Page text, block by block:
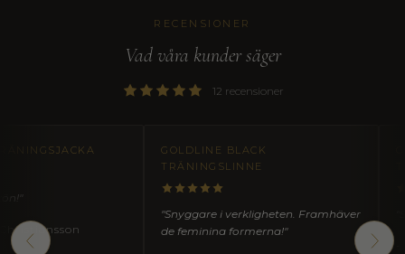
RECENSIONER
Vad våra kunder säger
12 recensioner
GOLDLINE BLACK
TRÄNINGSLINNE
"Snyggare i verkligheten. Framhäver
de feminina formerna!"
"Snygg och
- Sara